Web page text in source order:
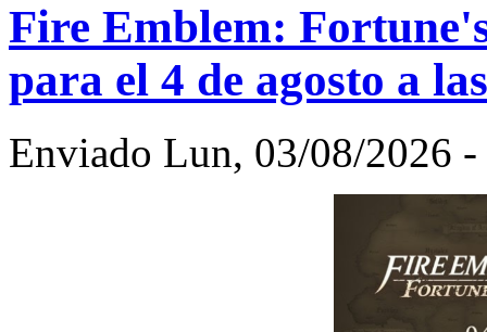
Fire Emblem:
para el 4 de agosto a
Enviado Lun, 03/08/2026